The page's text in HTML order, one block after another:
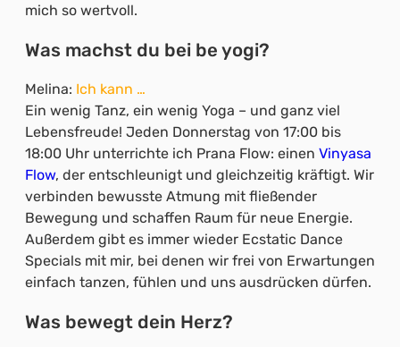
mich so wertvoll.
Was machst du bei be yogi?
Melina: Ich kann …
Ein wenig Tanz, ein wenig Yoga – und ganz viel
Lebensfreude! Jeden Donnerstag von 17:00 bis
18:00 Uhr unterrichte ich Prana Flow: einen Vinyasa
Flow, der entschleunigt und gleichzeitig kräftigt. Wir
verbinden bewusste Atmung mit fließender
Bewegung und schaffen Raum für neue Energie.
Außerdem gibt es immer wieder Ecstatic Dance
Specials mit mir, bei denen wir frei von Erwartungen
einfach tanzen, fühlen und uns ausdrücken dürfen.
Was bewegt dein Herz?